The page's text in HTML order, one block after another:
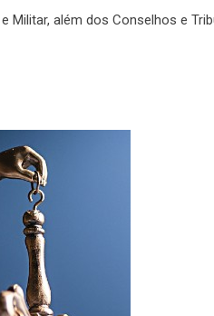
Militar, além dos Conselhos e